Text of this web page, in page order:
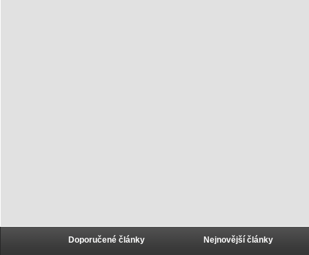
Doporučené články Nejnovější články